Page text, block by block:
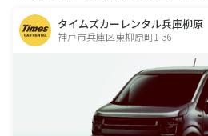
タイムズカーレンタル兵庫柳原
神戸市兵庫区東柳原町1-36